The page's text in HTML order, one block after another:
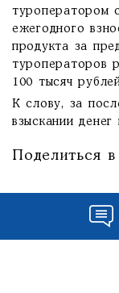
туроператором
ежегодного
продукта за
туроператоров
100 тысяч
К слову, за
взыскании
Поделиться в